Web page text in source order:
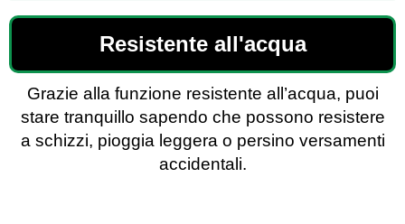
Resistente all'acqua
Grazie alla funzione resistente all’acqua, puoi
stare tranquillo sapendo che possono resistere
a schizzi, pioggia leggera o persino versamenti
accidentali.